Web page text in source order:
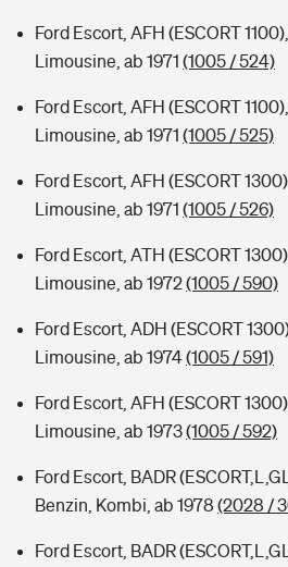
Ford Escort, AFH (ESCORT
Limousine, ab 1971 (1005 / 524)
Ford Escort, AFH (ESCORT
Limousine, ab 1971 (1005 / 525)
Ford Escort, AFH (ESCORT
Limousine, ab 1971 (1005 / 526)
Ford Escort, ATH (ESCORT
Limousine, ab 1972(1005 / 590)
Ford Escort, ADH (ESCORT
Limousine, ab 1974(1005 / 591)
Ford Escort, AFH (ESCORT
Limousine, ab 1973(1005 / 592)
Ford Escort, BADR
Benzin, Kombi, ab 1978 (2028 /
Ford Escort, BADR